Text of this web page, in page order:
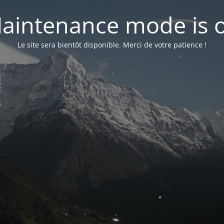
mode is
Le site sera bientôt disponible. Merci de votre patience !